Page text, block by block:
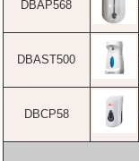
DBAP568
DBAST500
DBCP58